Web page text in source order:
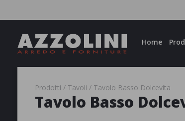
Home
Prodotti Tavoli Tavolo Basso Dolcevita
Tavolo Basso